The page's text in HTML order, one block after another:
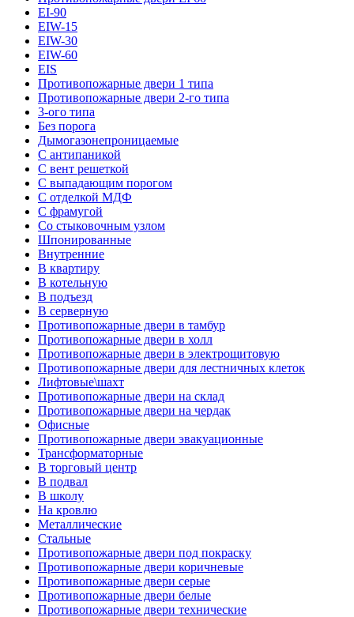
EI-90
EIW-15
EIW-30
EIW-60
EIS
Противопожарные двери 1 типа
Противопожарные двери 2-го типа
3-ого типа
Без порога
Дымогазонепроницаемые
С антипаникой
С вент решеткой
С выпадающим порогом
С отделкой МДФ
С фрамугой
Со стыковочным узлом
Шпонированные
Внутренние
В квартиру
В котельную
В подъезд
В серверную
Противопожарные двери в тамбур
Противопожарные двери в холл
Противопожарные двери в электрощитовую
Противопожарные двери для лестничных клеток
Лифтовые\шахт
Противопожарные двери на склад
Противопожарные двери на чердак
Офисные
Противопожарные двери эвакуационные
Трансформаторные
В торговый центр
В подвал
В школу
На кровлю
Металлические
Стальные
Противопожарные двери под покраску
Противопожарные двери коричневые
Противопожарные двери серые
Противопожарные двери белые
Противопожарные двери технические